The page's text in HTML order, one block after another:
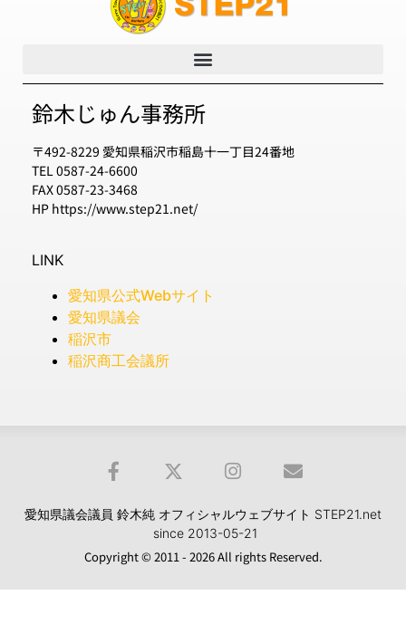
鈴木じゅん事務所
〒492-8229 愛知県稲沢市稲島十一丁目24番地
TEL 0587-24-6600
FAX 0587-23-3468
HP https://www.step21.net/
LINK
愛知県公式Webサイト
愛知県議会
稲沢市
稲沢商工会議所
愛知県議会議員 鈴木純 オフィシャルウェブサイト STEP21.net
since 2013-05-21
Copyright © 2011 - 2026 All rights Reserved.